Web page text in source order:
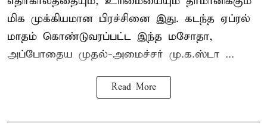
மிக முக்கியமான பிரச்சினை இது. கடந்த ஏப்ரல்
மாதம் கொண்டுவரப்பட்ட இந்த மசோதா,
அப்போதைய முதல்-அமைச்சர் மு.க.ஸ்டா ...
Read More